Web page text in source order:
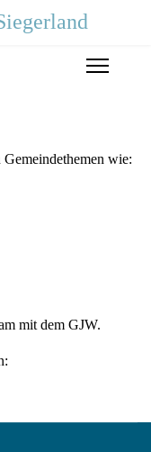
wie:
mit dem GJW.